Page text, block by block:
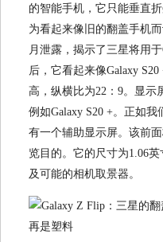
的智能手机，它只能垂直
为看起来像旧的翻盖手机
月泄露，揭示了三星将用
后，它看起来像Galaxy
高，纵横比为22：9。显示
例如Galaxy S20 +。正如
有一个辅助显示屏。该前
览目的。它的尺寸为1.06
及可能的相机取景器。